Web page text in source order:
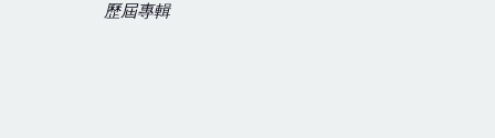
歷屆專輯